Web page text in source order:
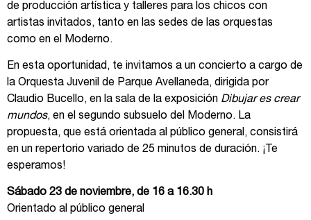
de producción artística y talleres para los chicos con
artistas invitados, tanto en las sedes de las orquestas
como en el Moderno.
En esta oportunidad, te invitamos a un concierto a cargo de
la Orquesta Juvenil de Parque Avellaneda, dirigida por
Claudio Bucello, en la sala de la exposición Dibujar es crear
mundos, en el segundo subsuelo del Moderno. La
propuesta, que está orientada al público general, consistirá
en un repertorio variado de 25 minutos de duración. ¡Te
esperamos!
Sábado 23 de noviembre, de 16 a 16.30 h
Orientado al público general